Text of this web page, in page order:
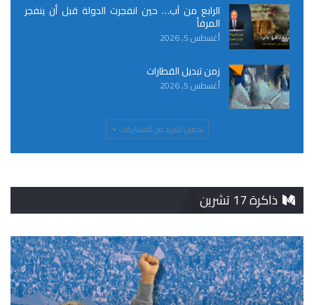
الرابع من آب… حين انفجرت الدولة قبل أن ينفجر
المرفأ
أغسطس 5, 2026
زمن تبديل القطارات
أغسطس 5, 2026
تحميل المزيد من المشاركات
ذاكرة 17 تشرين